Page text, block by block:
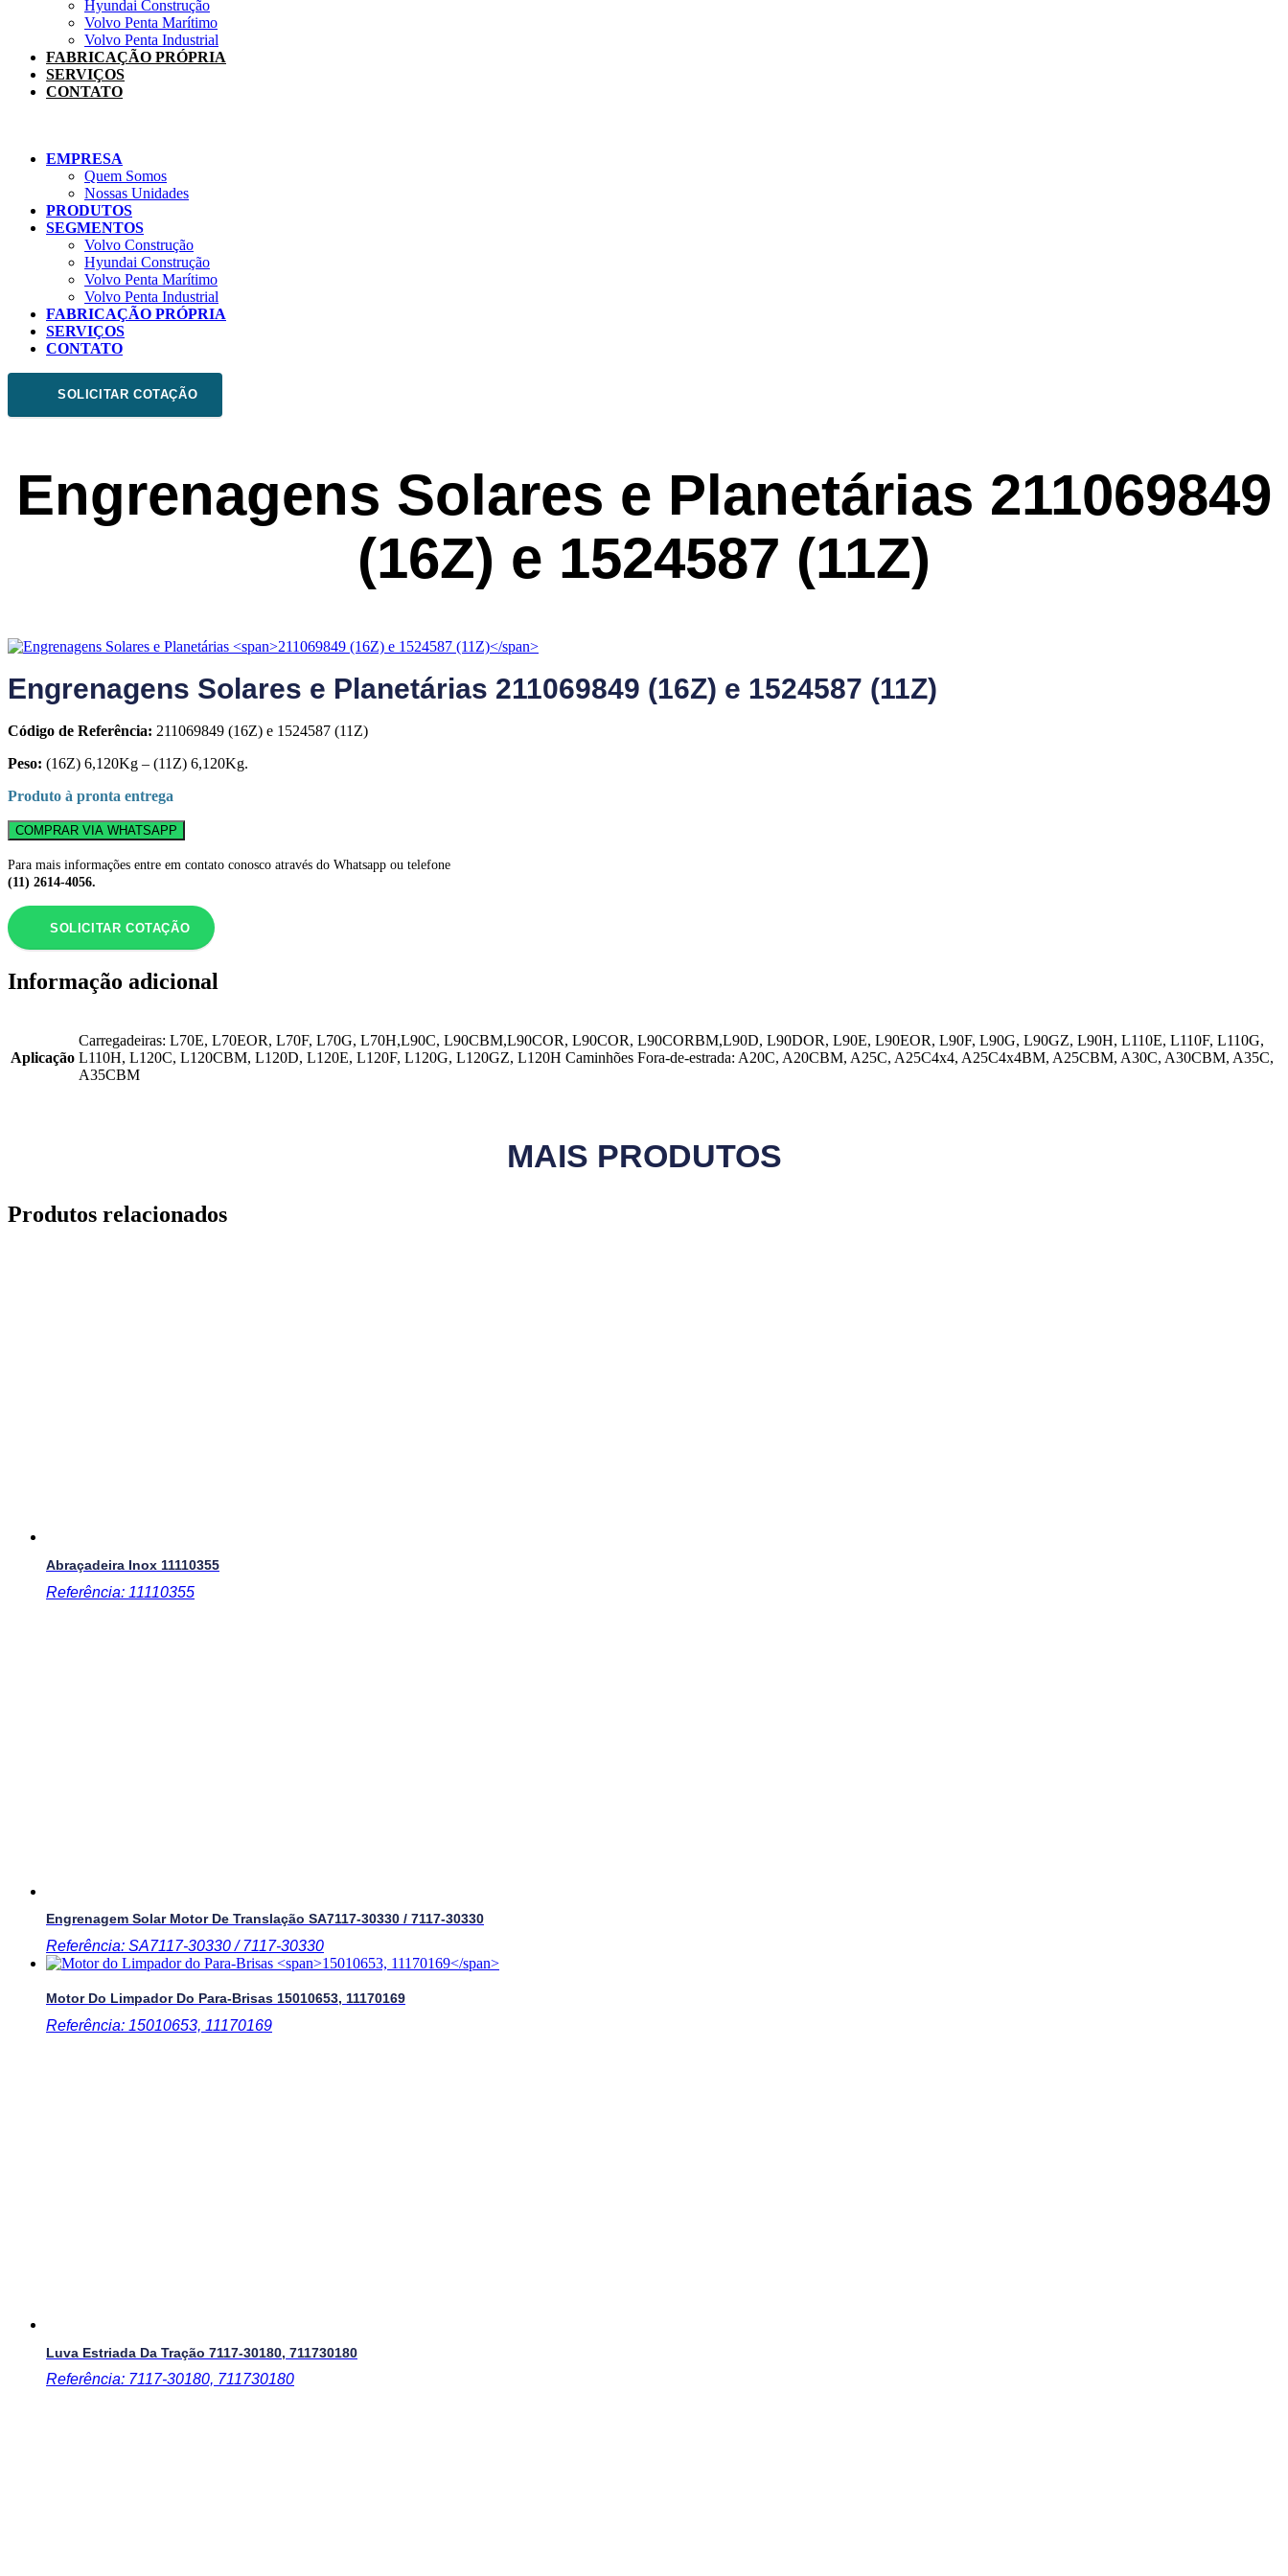
Hyundai Construção
Volvo Penta Marítimo
Volvo Penta Industrial
FABRICAÇÃO PRÓPRIA
SERVIÇOS
CONTATO
EMPRESA
Quem Somos
Nossas Unidades
PRODUTOS
SEGMENTOS
Volvo Construção
Hyundai Construção
Volvo Penta Marítimo
Volvo Penta Industrial
FABRICAÇÃO PRÓPRIA
SERVIÇOS
CONTATO
SOLICITAR COTAÇÃO
Engrenagens Solares e Planetárias 211069849
(16Z) e 1524587 (11Z)
Engrenagens Solares e Planetárias 211069849 (16Z) e 1524587 (11Z)
Código de Referência: 211069849 (16Z) e 1524587 (11Z)
Peso: (16Z) 6,120Kg – (11Z) 6,120Kg.
Produto à pronta entrega
COMPRAR VIA WHATSAPP
Para mais informações entre em contato conosco através do Whatsapp ou telefone
(11) 2614-4056.
SOLICITAR COTAÇÃO
Informação adicional
Aplicação
Carregadeiras: L70E, L70EOR, L70F, L70G, L70H,L90C, L90CBM,L90COR, L90COR, L90CORBM,L90D, L90DOR, L90E, L90EOR, L90F, L90G, L90GZ, L90H, L110E, L110F, L110G,
L110H, L120C, L120CBM, L120D, L120E, L120F, L120G, L120GZ, L120H Caminhões Fora-de-estrada: A20C, A20CBM, A25C, A25C4x4, A25C4x4BM, A25CBM, A30C, A30CBM, A35C,
A35CBM
MAIS PRODUTOS
Produtos relacionados
Abraçadeira Inox 11110355
Referência: 11110355
Engrenagem Solar Motor De Translação SA7117-30330 / 7117-30330
Referência: SA7117-30330 / 7117-30330
Motor Do Limpador Do Para-Brisas 15010653, 11170169
Referência: 15010653, 11170169
Luva Estriada Da Tração 7117-30180, 711730180
Referência: 7117-30180, 711730180